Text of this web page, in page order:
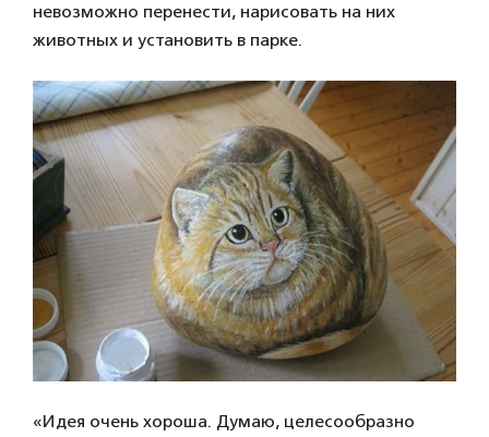
невозможно перенести, нарисовать на них
животных и установить в парке.
«Идея очень хороша. Думаю, целесообразно